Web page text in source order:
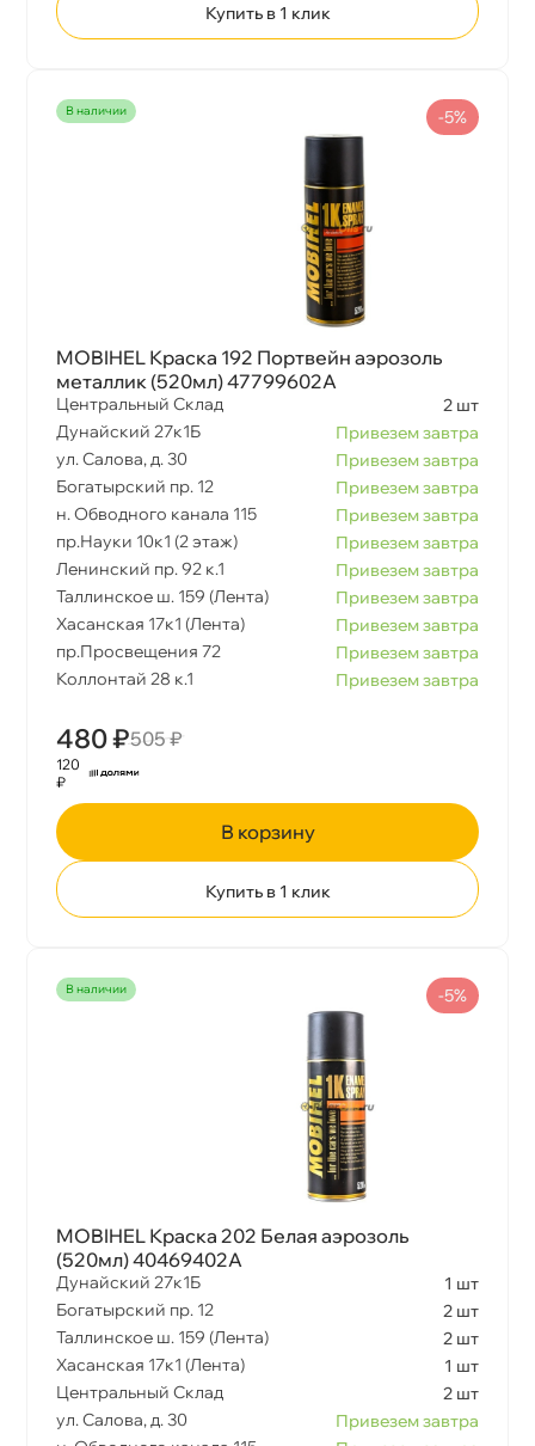
Купить в 1 клик
наличии
MOBIHEL Краска 192 Портвейн аэрозоль
металлик (520мл) 47799602A
Центральный Склад
2 шт
Дунайский 27к1Б
Привезем завтра
ул. Салова, д. 30
Привезем завтра
Богатырский пр. 12
Привезем завтра
н. Обводного канала 115
Привезем завтра
пр.Науки 10к1 (2 этаж)
Привезем завтра
Ленинский пр. 92 к.1
Привезем завтра
Таллинское ш. 159 (Лента)
Привезем завтра
Хасанская 17к1 (Лента)
Привезем завтра
пр.Просвещения 72
Привезем завтра
Коллонтай 28 к.1
Привезем завтра
480 ₽505 ₽
-5%
120
₽
корзину
Купить в 1 клик
наличии
MOBIHEL Краска 202 Белая аэрозоль
(520мл) 40469402A
Дунайский 27к1Б
1 шт
Богатырский пр. 12
2 шт
Таллинское ш. 159 (Лента)
2 шт
Хасанская 17к1 (Лента)
1 шт
Центральный Склад
2 шт
ул. Салова, д. 30
Привезем завтра
-5%